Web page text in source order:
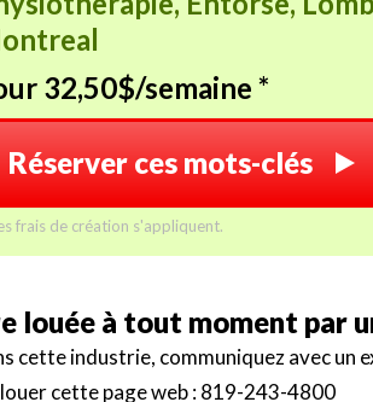
32,50$/semaine *
Réserver ces mots-clés
frais de création s'appliquent.
louée à tout moment par
cette industrie, communiquez avec un
cette page web :819-243-4800